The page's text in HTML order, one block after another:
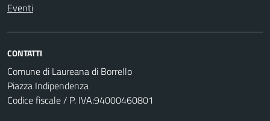
Eventi
CONTATTI
Comune di Laureana di Borrello
Piazza Indipendenza
Codice fiscale / P. IVA:94000460801